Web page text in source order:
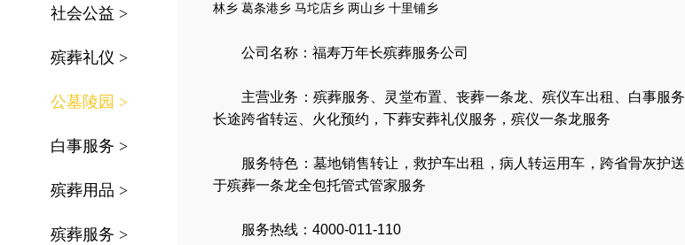
社会公益 >
殡葬礼仪 >
公墓陵园 >
白事服务 >
殡葬用品 >
殡葬服务 >
林乡 葛条港乡 马坨店乡 两山乡 十里铺乡
公司名称： 福寿万年长殡葬服务公司
主营业务： 殡葬服务 灵堂布置 、丧葬一条龙 、殡仪车出租 白事服务
长途跨省转运
火化预约 ， 下葬安葬礼仪服务 ， 殡仪一条龙服务
服务特色： 墓地销售转让 ， 救护车出租 ， 病人转运用车 ， 跨省骨灰护送
于殡葬一条龙全包托管式管家服务
服务热线：4000-011-110